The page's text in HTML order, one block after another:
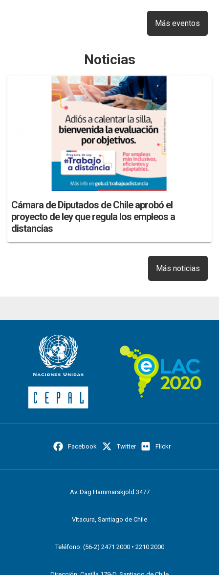
Más eventos
Noticias
Cámara de Diputados de Chile aprobó el
proyecto de ley que regula los empleos a
distancias
Más noticias
Facebook Twitter Flickr
Av. Dag Hammarskjöld 3477
Vitacura, Santiago de Chile
Teléfono: (56-2) 2471 2000 • 2210 2000